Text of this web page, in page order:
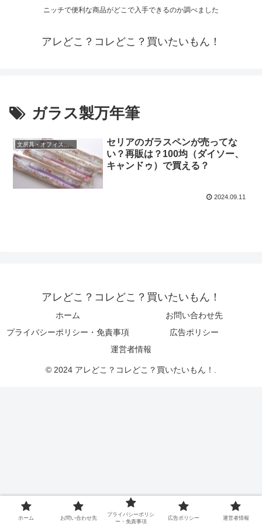
ニッチで便利な商品がどこで入手できるのか調べました
アレどこ？コレどこ？買いたいもん！
ガラス製万年筆
文房具・オフィス用品
セリアのガラスペンが売ってな
い？再販は？100均（ダイソー、
キャンドゥ）で買える？
2024.09.11
アレどこ？コレどこ？買いたいもん！
ホーム
お問い合わせ先
プライバシーポリシー・免責事項
広告ポリシー
運営者情報
© 2024 アレどこ？コレどこ？買いたいもん！.
ホーム お問い合わせ先
プライバシーポリシ
ー・免責事項
広告ポリシー 運営者情報